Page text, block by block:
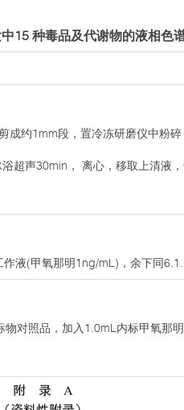
15 种毒品及代谢物的液相色
成约1mm段，置冷冻研磨仪中粉
超声30min， 离心，移取上清液
液(甲氧那明1ng/mL)，余下同
对照品，加入1.0mL内标甲氧那